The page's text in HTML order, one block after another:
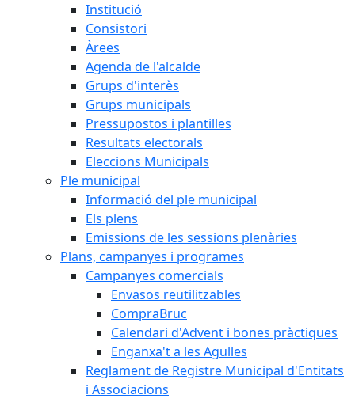
Institució
Consistori
Àrees
Agenda de l'alcalde
Grups d'interès
Grups municipals
Pressupostos i plantilles
Resultats electorals
Eleccions Municipals
Ple municipal
Informació del ple municipal
Els plens
Emissions de les sessions plenàries
Plans, campanyes i programes
Campanyes comercials
Envasos reutilitzables
CompraBruc
Calendari d'Advent i bones pràctiques
Enganxa't a les Agulles
Reglament de Registre Municipal d'Entitats
i Associacions